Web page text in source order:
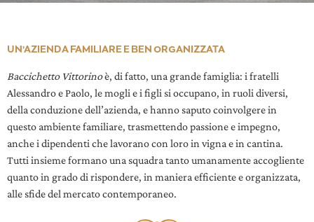
UN’AZIENDA FAMILIARE E BEN ORGANIZZATA
Baccichetto Vittorinoè, di fatto, una grande famiglia: i fratelli
Alessandro e Paolo, le mogli e i figli si occupano, in ruoli diversi,
della conduzione dell’azienda, e hanno saputo coinvolgere in
questo ambiente familiare, trasmettendo passione e impegno,
anche i dipendenti che lavorano con loro in vigna e in cantina.
Tutti insieme formano una squadra tanto umanamente accogliente
quanto in grado di rispondere, in maniera efficiente e organizzata,
alle sfide del mercato contemporaneo.